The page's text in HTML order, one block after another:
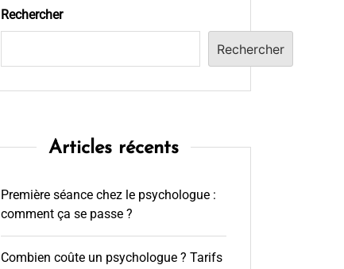
Rechercher
Rechercher
Articles récents
Première séance chez le psychologue :
comment ça se passe ?
Combien coûte un psychologue ? Tarifs